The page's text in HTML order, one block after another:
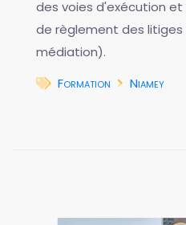
des voies d'exécution
de règlement des
médiation).
Formation
Niamey